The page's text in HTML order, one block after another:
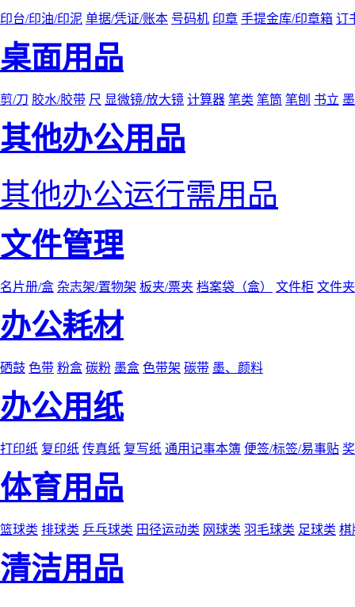
印台/印油/印泥 单据/凭证/账本 号码机 印章 手提金库/印章箱 订
桌面用品
剪/刀 胶水/胶带 尺 显微镜/放大镜 计算器 笔类 笔筒 笔刨 书立
其他办公用品
其他办公运行需用品
文件管理
名片册/盒 杂志架/置物架 板夹/票夹 档案袋（盒） 文件柜 文件
办公耗材
硒鼓 色带 粉盒 碳粉 墨盒 色带架 碳带 墨、颜料
办公用纸
打印纸 复印纸 传真纸 复写纸 通用记事本簿 便签/标签/易事贴
体育用品
篮球类 排球类 乒乓球类 田径运动类 网球类 羽毛球类 足球类 棋
清洁用品